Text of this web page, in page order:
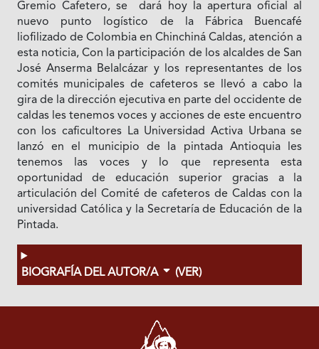
Gremio Cafetero, se dará hoy la apertura oficial al
nuevo punto logístico de la Fábrica Buencafé
liofilizado de Colombia en Chinchiná Caldas, atención a
esta noticia, Con la participación de los alcaldes de San
José Anserma Belalcázar y los representantes de los
comités municipales de cafeteros se llevó a cabo la
gira de la dirección ejecutiva en parte del occidente de
caldas les tenemos voces y acciones de este encuentro
con los caficultores La Universidad Activa Urbana se
lanzó en el municipio de la pintada Antioquia les
tenemos las voces y lo que representa esta
oportunidad de educación superior gracias a la
articulación del Comité de cafeteros de Caldas con la
universidad Católica y la Secretaría de Educación de la
Pintada.
BIOGRAFÍA DEL AUTOR/A (VER)